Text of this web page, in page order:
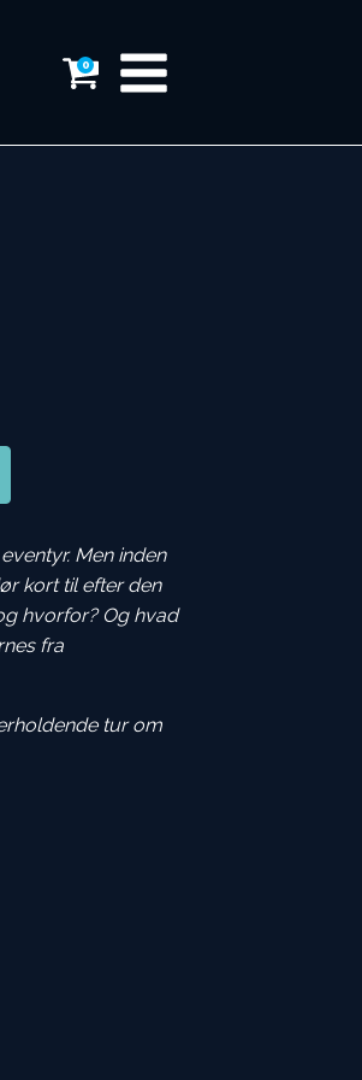
0
Men inden
kort til efter den
hvorfor? Og hvad
fra
tur om